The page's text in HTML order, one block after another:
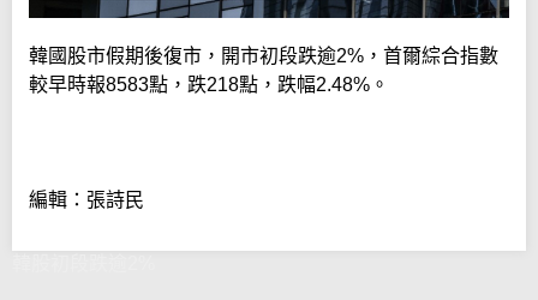
韓國股市假期後復市，開市初段跌逾2%，首爾綜合指數
較早時報8583點，跌218點，跌幅2.48%。
編輯：張詩民